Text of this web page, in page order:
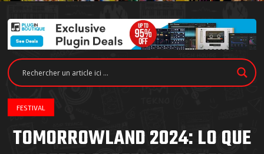
FESTIVAL
TOMORROWLAND 2024: LO QUE